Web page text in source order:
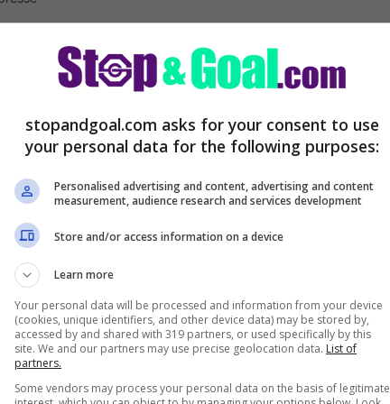
svelate le sue
l’infortunio di Bonaventura con la
stopandgoal.com asks for your consent to use
your personal data for the following purposes:
Personalised advertising and content, advertising and content
measurement, audience research and services development
Store and/or access information on a device
Learn more
Your personal data will be processed and information from your device
(cookies, unique identifiers, and other device data) may be stored by,
accessed by and shared with 319 partners, or used specifically by this
site. We and our partners may use precise geolocation data. List of
partners.
Some vendors may process your personal data on the basis of legitimate